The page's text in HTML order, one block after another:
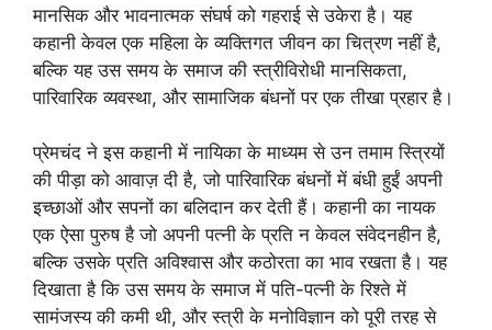
मानसिक और भावनात्मक संघर्ष को गहराई से उकेरा है। यह
कहानी केवल एक महिला के व्यक्तिगत जीवन का चित्रण नहीं है,
बल्कि यह उस समय के समाज की स्त्रीविरोधी मानसिकता,
पारिवारिक व्यवस्था, और सामाजिक बंधनों पर एक तीखा प्रहार है।
प्रेमचंद ने इस कहानी में नायिका के माध्यम से उन तमाम स्त्रियों
की पीड़ा को आवाज़ दी है, जो पारिवारिक बंधनों में बंधी हुईं अपनी
इच्छाओं और सपनों का बलिदान कर देती हैं। कहानी का नायक
एक ऐसा पुरुष है जो अपनी पत्नी के प्रति न केवल संवेदनहीन है,
बल्कि उसके प्रति अविश्वास और कठोरता का भाव रखता है। यह
दिखाता है कि उस समय के समाज में पति-पत्नी के रिश्ते में
सामंजस्य की कमी थी, और स्त्री के मनोविज्ञान को पूरी तरह से